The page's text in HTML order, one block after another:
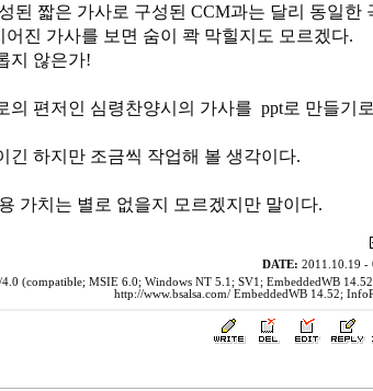
된 짧은 가사로 구성된 CCM과는 달리 동일한
진 가사를 보면 숨이 콱 막힐지도 모르겠다.
지 않은가!
의 편저인 심령찬양시의 가사를 ppt로 만들기
긴 하지만 조금씩 작업해 볼 생각이다.
가치는 별로 없을지 모르겠지만 말이다.
DATE: 2011.10.19 -
(compatible; MSIE 6.0; Windows NT 5.1; SV1; EmbeddedWB
http://www.bsalsa.com/ EmbeddedWB 14.52;